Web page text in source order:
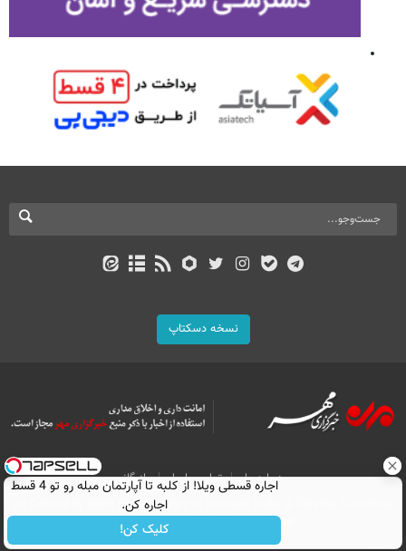
نسخه دسکتاپ
درباره ما تماس با ما
بازرگانی
All Content by Mehr News Agency is licensed under a Creative Commons
Attribution 4.0 International License.
اجاره‌ قسطی ویلا! از کلبه تا آپارتمان مبله رو تو 4 قسط
اجاره کن.
کلیک کن!